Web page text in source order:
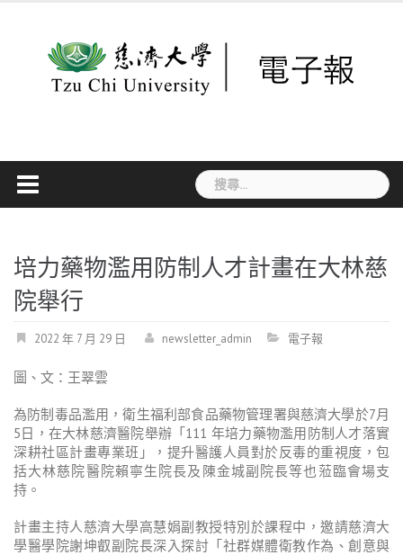
搜
尋
字:
培力藥物濫用防制人才計畫在大林慈
院舉行
2022 年 7 月 29 日 newsletter_admin 電子報
圖、文：王翠雲
為防制毒品濫用，衛生福利部食品藥物管理署與慈濟大學於7月
5日，在大林慈濟醫院舉辦「111 年培力藥物濫用防制人才落實
深耕社區計畫專業班」，提升醫護人員對於反毒的重視度，包
括大林慈院醫院賴寧生院長及陳金城副院長等也蒞臨會場支
持。
計畫主持人慈濟大學高慧娟副教授特別於課程中，邀請慈濟大
學醫學院謝坤叡副院長深入探討「社群媒體衛教作為、創意與